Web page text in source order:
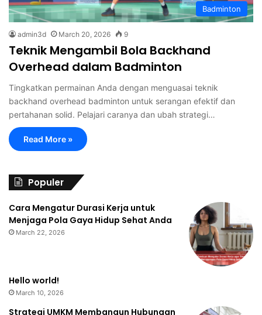
Badminton
admin3d March 20, 2026 9
Teknik Mengambil Bola Backhand
Overhead dalam Badminton
Tingkatkan permainan Anda dengan menguasai teknik
backhand overhead badminton untuk serangan efektif dan
pertahanan solid. Pelajari caranya dan ubah strategi…
Read More »
Populer
Cara Mengatur Durasi Kerja untuk
Menjaga Pola Gaya Hidup Sehat Anda
March 22, 2026
Hello world!
March 10, 2026
Strategi UMKM Membangun Hubungan